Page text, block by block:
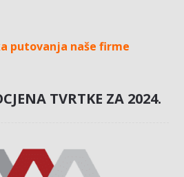
putovanja naše firme
TVRTKE ZA 2024.